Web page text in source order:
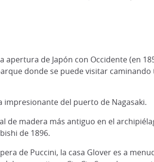
de Japón con Occidente (en
donde se puede visitar
impresionante del puerto de Nagasaki.
de madera más antiguo en el
de 1896.
de Puccini, la casa Glover es a